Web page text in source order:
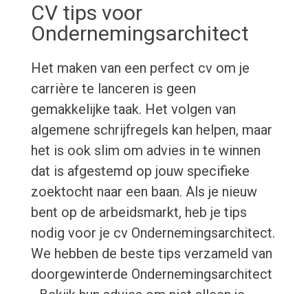
CV tips voor
Ondernemingsarchitect
Het maken van een perfect cv om je
carrière te lanceren is geen
gemakkelijke taak. Het volgen van
algemene schrijfregels kan helpen, maar
het is ook slim om advies in te winnen
dat is afgestemd op jouw specifieke
zoektocht naar een baan. Als je nieuw
bent op de arbeidsmarkt, heb je tips
nodig voor je cv Ondernemingsarchitect.
We hebben de beste tips verzameld van
doorgewinterde Ondernemingsarchitect